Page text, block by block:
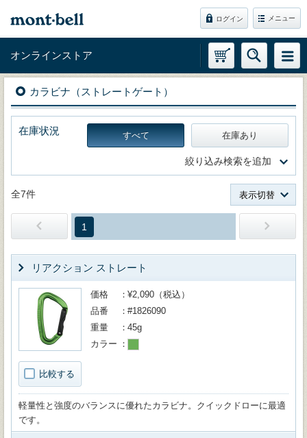
ログイン メニュー
オンラインストア
カラビナ（ストレートゲート）
在庫状況 すべて 在庫あり
絞り込み検索を追加
全7件 表示切替
1
リアクション ストレート
比較する
価格
¥2,090（税込）
品番
#1826090
重量
45g
カラー
軽量性と強度のバランスに優れたカラビナ。クイックドローに最適
です。